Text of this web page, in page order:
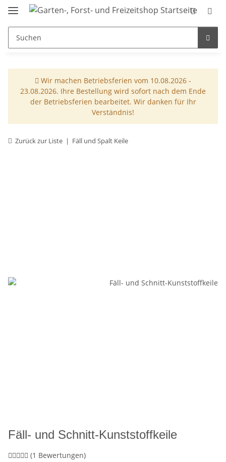
Wir machen Betriebsferien vom 10.08.2026 -
23.08.2026. Ihre Bestellung wird sofort nach dem Ende
der Betriebsferien bearbeitet. Wir danken für Ihr
Verständnis!
Zurück zur Liste Fäll und Spalt Keile
Fäll- und Schnitt-Kunststoffkeile
(1 Bewertungen)